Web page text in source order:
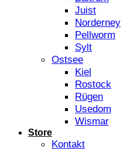
Juist
Norderney
Pellworm
Sylt
Ostsee
Kiel
Rostock
Rügen
Usedom
Wismar
Store
Kontakt